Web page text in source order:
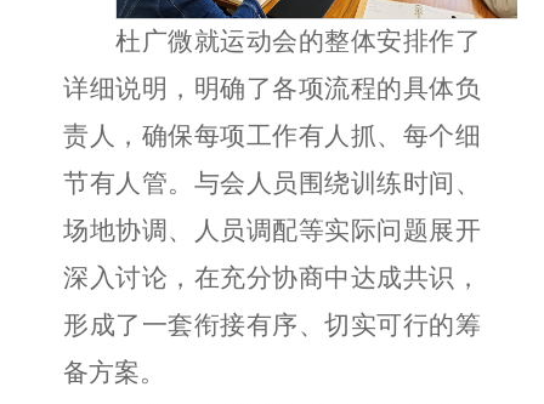
杜广微就运动会的整体安排作了
详细说明，明确了各项流程的具体负
责人，确保每项工作有人抓、每个细
节有人管。与会人员围绕训练时间、
场地协调、人员调配等实际问题展开
深入讨论，在充分协商中达成共识，
形成了一套衔接有序、切实可行的筹
备方案。